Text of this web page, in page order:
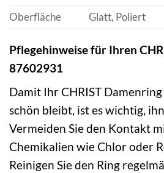
Oberfläche
Glatt, Poliert
Pflegehinweise für Ihren
87602931
Damit Ihr CHRIST
schön bleibt, ist es wichtig,
Vermeiden Sie den Kontakt
Chemikalien wie Chlor oder
Reinigen Sie den Ring